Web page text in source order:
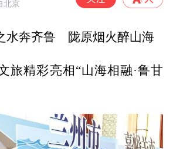
北京
水奔齐鲁 陇原烟火醉山海
彩亮相“山海相融·鲁甘